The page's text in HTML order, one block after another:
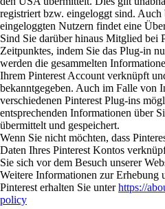
registriert bzw. eingeloggt sind.
eingeloggten Nutzern findet eine
Sind Sie darüber hinaus Mitglied bei
Zeitpunktes, indem Sie das Plug-in
werden die gesammelten
Ihrem Pinterest Account verknüpft
bekanntgegeben. Auch im Falle von
verschiedenen Pinterest Plug-ins
entsprechenden Informationen über
übermittelt und gespeichert.
Wenn Sie nicht möchten, dass
Daten Ihres Pinterest Kontos
Sie sich vor dem Besuch unserer
Weitere Informationen zur Erhebung
Pinterest erhalten Sie unterhttps://
policy